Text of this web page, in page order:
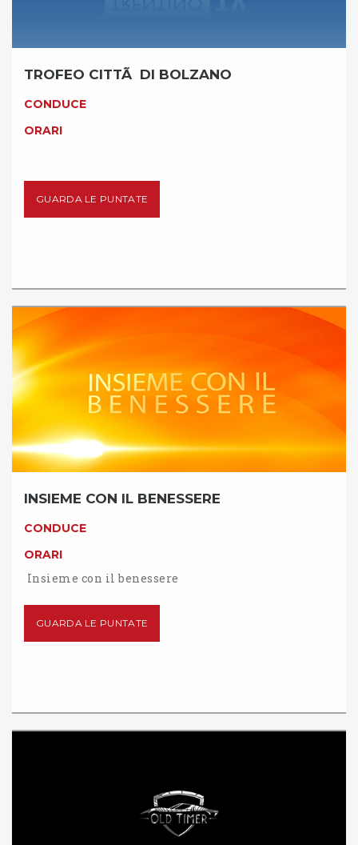
TROFEO CITTÃ DI BOLZANO
CONDUCE
ORARI
GUARDA LE PUNTATE
INSIEME CON IL BENESSERE
CONDUCE
ORARI
Insieme con il benessere
GUARDA LE PUNTATE